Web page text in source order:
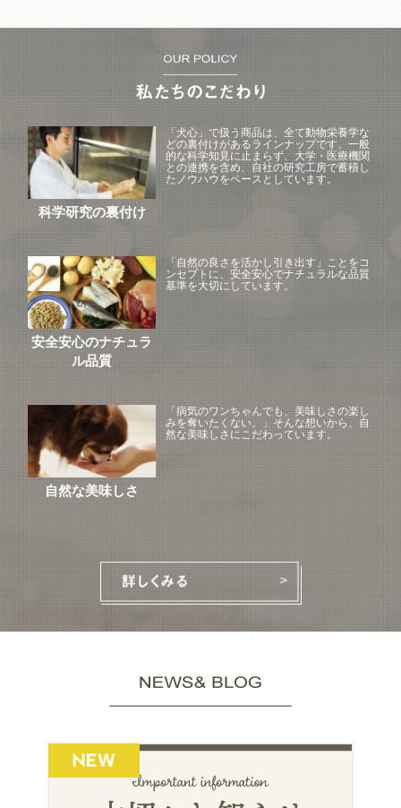
科学研究の裏付け
「犬心」で扱う商品は、全て動物栄養学な
どの裏付けがあるラインナップです。一般
的な科学知見に止まらず、大学・医療機関
との連携を含め、自社の研究工房で蓄積し
たノウハウをベースとしています。
安全安心のナチュラ
ル品質
「自然の良さを活かし引き出す」ことをコ
ンセプトに、安全安心でナチュラルな品質
基準を大切にしています。
自然な美味しさ
「病気のワンちゃんでも、美味しさの楽し
みを奪いたくない。」そんな想いから、自
然な美味しさにこだわっています。